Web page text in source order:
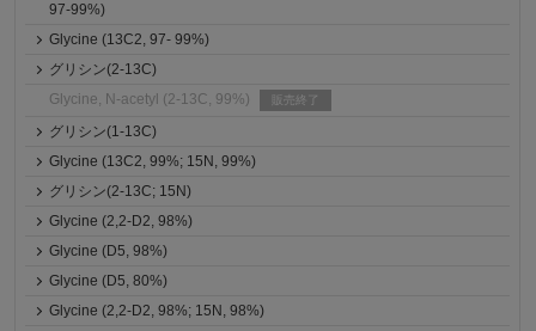
97-99%)
Glycine (13C2, 97- 99%)
グリシン(2-13C)
Glycine, N-acetyl (2-13C, 99%)
販売終了
グリシン(1-13C)
Glycine (13C2, 99%; 15N, 99%)
グリシン(2-13C; 15N)
Glycine (2,2-D2, 98%)
Glycine (D5, 98%)
Glycine (D5, 80%)
Glycine (2,2-D2, 98%; 15N, 98%)